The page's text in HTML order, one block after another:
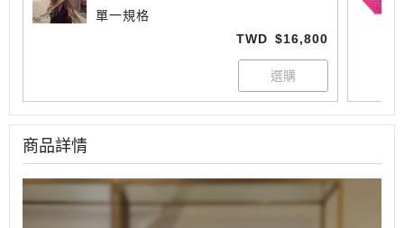
單一規格
TWD $16,800
商品詳情